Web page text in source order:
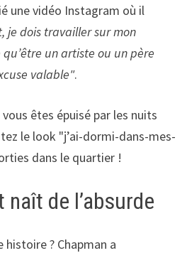
une vidéo Instagram où il
je dois travailler sur mon
un artiste ou un père
valable".
vous êtes épuisé par les nuits
le look "j’ai-dormi-dans-mes-
dans le quartier !
naît de l’absurde
histoire ? Chapman a